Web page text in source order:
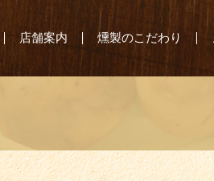
店舗案内 燻製のこだわり